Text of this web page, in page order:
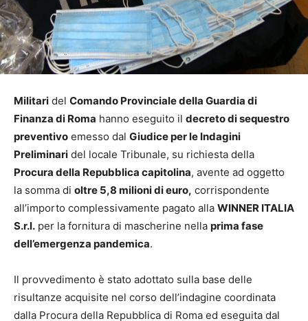
Militari del Comando Provinciale della Guardia di
Finanza di Roma hanno eseguito il decreto di sequestro
preventivo emesso dal Giudice per le Indagini
Preliminari del locale Tribunale, su richiesta della
Procura della Repubblica capitolina, avente ad oggetto
la somma di oltre 5,8 milioni di euro, corrispondente
all’importo complessivamente pagato alla WINNER ITALIA
S.r.l. per la fornitura di mascherine nella prima fase
dell’emergenza pandemica.
Il provvedimento è stato adottato sulla base delle
risultanze acquisite nel corso dell’indagine coordinata
dalla Procura della Repubblica di Roma ed eseguita dal